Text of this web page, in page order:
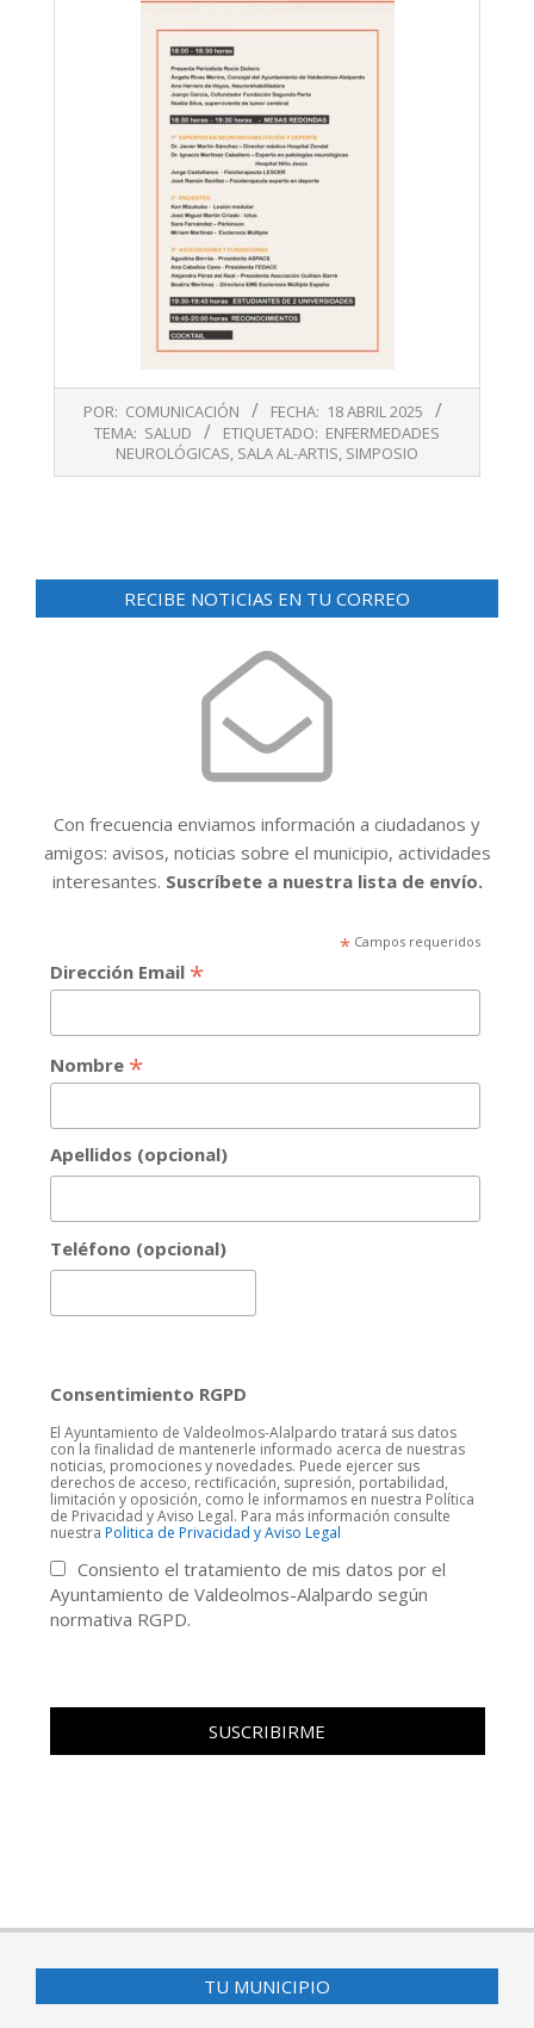
POR: COMUNICACIÓN FECHA: 18 ABRIL 2025
TEMA: SALUD ETIQUETADO: ENFERMEDADES
NEUROLÓGICAS, SALA AL-ARTIS, SIMPOSIO
RECIBE NOTICIAS EN TU CORREO
Con frecuencia enviamos información a ciudadanos y
amigos: avisos, noticias sobre el municipio, actividades
interesantes. Suscríbete a nuestra lista de envío.
*Campos requeridos
Dirección Email *
Nombre *
Apellidos (opcional)
Teléfono (opcional)
Consentimiento RGPD
El Ayuntamiento de Valdeolmos-Alalpardo tratará sus datos
con la finalidad de mantenerle informado acerca de nuestras
noticias, promociones y novedades. Puede ejercer sus
derechos de acceso, rectificación, supresión, portabilidad,
limitación y oposición, como le informamos en nuestra Política
de Privacidad y Aviso Legal. Para más información consulte
nuestra Politica de Privacidad y Aviso Legal
Consiento el tratamiento de mis datos por el
Ayuntamiento de Valdeolmos-Alalpardo según
normativa RGPD.
TU MUNICIPIO